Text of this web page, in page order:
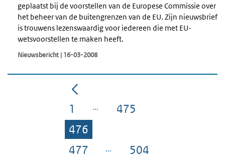
geplaatst bij de voorstellen van de Europese Commissie over
het beheer van de buitengrenzen van de EU. Zijn nieuwsbrief
is trouwens lezenswaardig voor iedereen die met EU-
wetsvoorstellen te maken heeft.
Nieuwsbericht | 16-03-2008
Pagina
1 Pagina
475
Pagina
476
Pagina
477 Pagina
504